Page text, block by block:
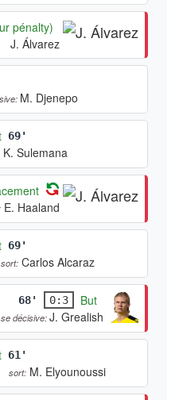
pénalty)
J. Álvarez
M. Djenepo
69'
K. Sulemana
E. Haaland
69'
sort: Carlos Alcaraz
68' 0:3
But
décisive:J. Grealish
61'
sort: M. Elyounoussi